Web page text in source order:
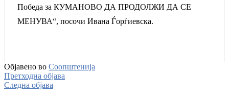
Победа за КУМАНОВО ДА ПРОДОЛЖИ ДА СЕ
МЕНУВА“, посочи Ивана Ѓорѓиевска.
Објавено во Соопштенија
Претходна објава
Следна објава